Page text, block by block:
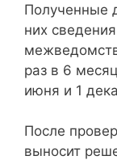
Полученные
них
раз в 6
июня и 1
После
выносит